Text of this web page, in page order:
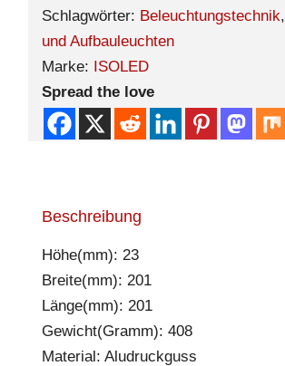
Schlagwörter: Beleuchtungstechnik,
und Aufbauleuchten
Marke: ISOLED
Spread the love
Beschreibung
Höhe(mm): 23
Breite(mm): 201
Länge(mm): 201
Gewicht(Gramm): 408
Material: Aludruckguss